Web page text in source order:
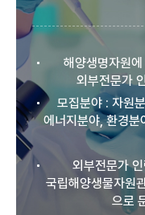
해양생명자원
외부전문가
모집분야 : 자원
에너지분야, 환경분
외부전문가
국립해양생물자
으로